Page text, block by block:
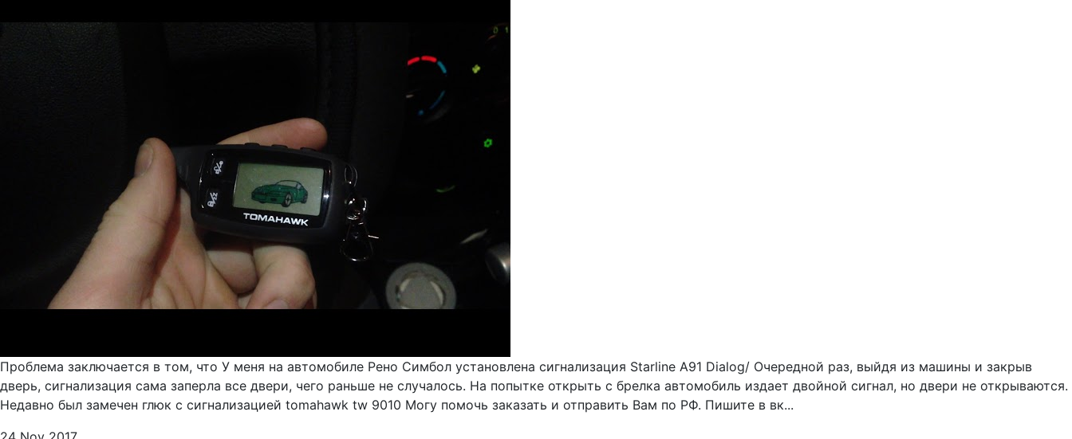
Проблема заключается в том, что У меня на автомобиле Рено Симбол установлена сигнализация Starline A91 Dialog/ Очередной раз, выйдя из машины и закрыв
дверь, сигнализация сама заперла все двери, чего раньше не случалось. На попытке открыть с брелка автомобиль издает двойной сигнал, но двери не открываются.
Недавно был замечен глюк с сигнализацией tomahawk tw 9010 Могу помочь заказать и отправить Вам по РФ. Пишите в вк...